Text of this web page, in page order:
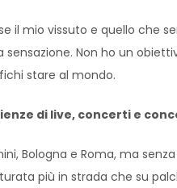
il mio vissuto e quello che
sensazione. Non ho un
stare al mondo.
di live, concerti e
Bologna e Roma, ma
più in strada che su